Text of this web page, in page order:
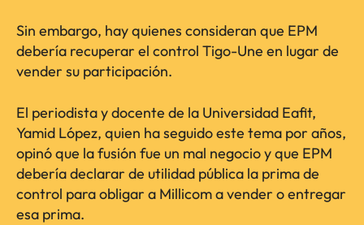
Sin embargo, hay quienes consideran que EPM
debería recuperar el control Tigo-Une en lugar de
vender su participación.
El periodista y docente de la Universidad Eafit,
Yamid López, quien ha seguido este tema por años,
opinó que la fusión fue un mal negocio y que EPM
debería declarar de utilidad pública la prima de
control para obligar a Millicom a vender o entregar
esa prima.